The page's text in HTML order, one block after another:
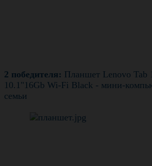
2 победителя: Планшет Lenovo Tab
10.1"16Gb Wi-Fi Black - мини-
семьи